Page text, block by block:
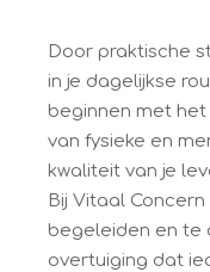
Door praktische
in je dagelijkse
beginnen met
van fysieke en
kwaliteit van je
Bij Vitaal
begeleiden en te
overtuiging dat